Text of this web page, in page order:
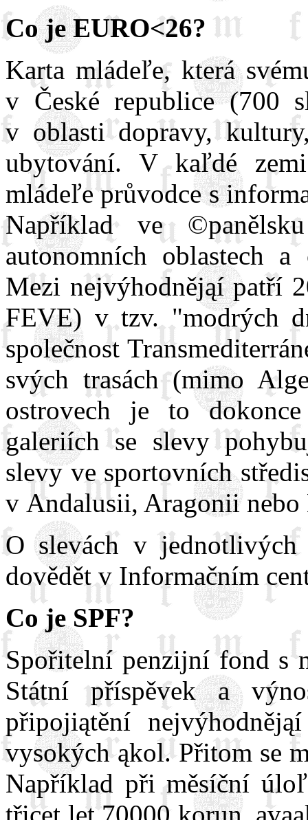
Co je EURO<26?
Karta mládeľe, která
v České republice (700
v oblasti dopravy,
ubytování. V kaľdé
mládeľe průvodce s
Například ve
autonomních oblastech
Mezi nejvýhodnějąí patří
FEVE) v tzv. "modrých
společnost
svých trasách (mimo
ostrovech je to
galeriích se slevy
slevy ve sportovních
v Andalusii, Aragonii nebo
O slevách v jednotlivých
dovědět v Informačním
Co je SPF?
Spořitelní penzijní fond s
Státní příspěvek a
připojiątění
vysokých ąkol. Přitom se
Například při měsíční
třicet let 70000 korun,